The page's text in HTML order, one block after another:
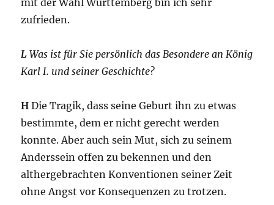
mit der Wahl Württemberg bin ich sehr
zufrieden.
L Was ist für Sie persönlich das Besondere an König
Karl I. und seiner Geschichte?
H Die Tragik, dass seine Geburt ihn zu etwas
bestimmte, dem er nicht gerecht werden
konnte. Aber auch sein Mut, sich zu seinem
Anderssein offen zu bekennen und den
althergebrachten Konventionen seiner Zeit
ohne Angst vor Konsequenzen zu trotzen.